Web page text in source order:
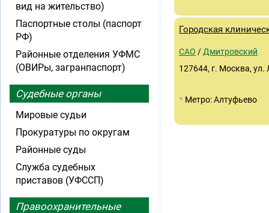
Городская
САО / Дмитровский
127644, г. Москва, ул.
• Метро: Алтуфьево
вид на жительство)
Паспортные столы (паспорт
РФ)
Районные отделения УФМС
(ОВИРы, загранпаспорт)
Судебные органы
Мировые судьи
Прокуратуры по округам
Районные суды
Служба судебных
приставов (УФССП)
Правоохранительные